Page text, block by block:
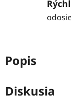
Popis
Diskusia